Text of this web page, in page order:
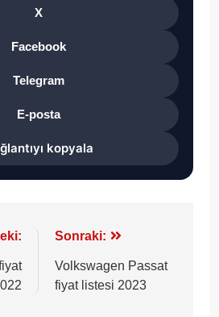
X
Facebook
Telegram
E-posta
kopyala
Sonraki:
Volkswagen Passat
fiyat listesi 2023